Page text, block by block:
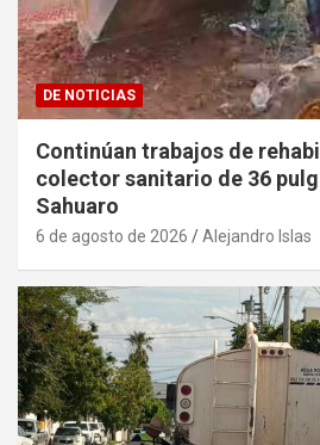
DE NOTICIAS
Continúan trabajos de
colector sanitario de 36
Sahuaro
6 de agosto de 2026 Alejandro Islas